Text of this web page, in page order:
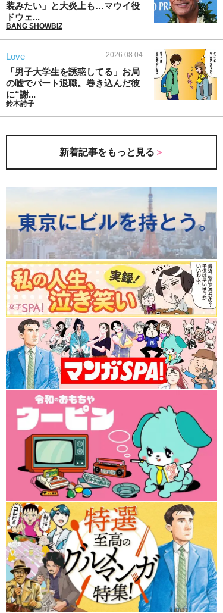
装みたい」と大炎上も…マウイ役
ドウェ...
BANG SHOWBIZ
Love 2026.08.04
「男子大学生を誘惑してる」お局
の嘘でパート退職。巻き込んだ彼
に“謝...
鈴木詩子
新着記事をもっと見る